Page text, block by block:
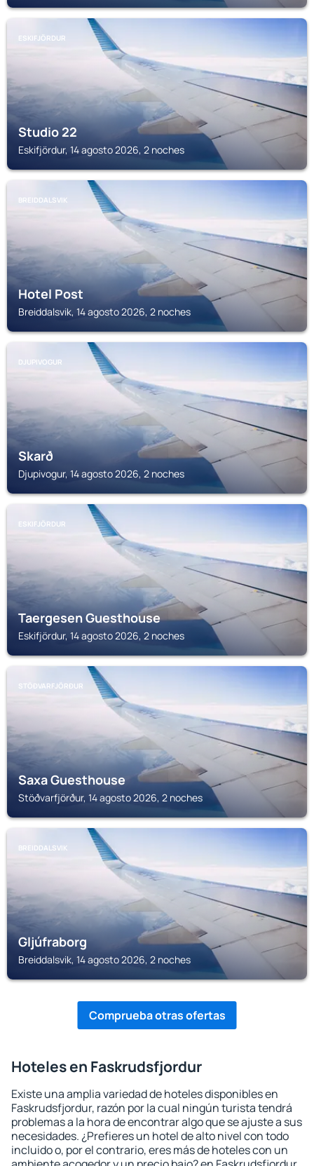
ESKIFJÖRDUR
Studio 22
Eskifjördur, 14 agosto 2026, 2 noches
BREIDDALSVIK
Hotel Post
Breiddalsvik, 14 agosto 2026, 2 noches
DJUPIVOGUR
Skarð
Djupivogur, 14 agosto 2026, 2 noches
ESKIFJÖRDUR
Taergesen Guesthouse
Eskifjördur, 14 agosto 2026, 2 noches
STÖÐVARFJÖRÐUR
Saxa Guesthouse
Stöðvarfjörður, 14 agosto 2026, 2 noches
BREIDDALSVIK
Gljúfraborg
Breiddalsvik, 14 agosto 2026, 2 noches
Comprueba otras ofertas
Hoteles en Faskrudsfjordur
Existe una amplia variedad de hoteles disponibles en
Faskrudsfjordur, razón por la cual ningún turista tendrá
problemas a la hora de encontrar algo que se ajuste a sus
necesidades. ¿Prefieres un hotel de alto nivel con todo
incluido o, por el contrario, eres más de hoteles con un